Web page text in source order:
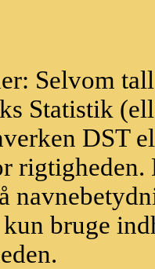
Selvom
Statistik
DST
bruge